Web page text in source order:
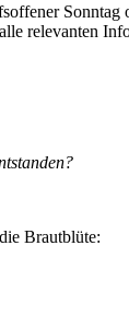
Sonntag
relevanten
Brautblüte: